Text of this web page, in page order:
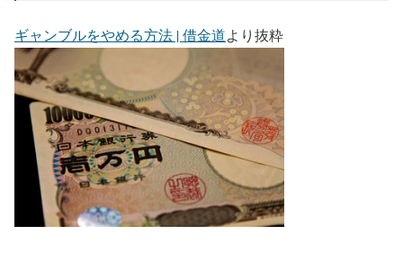
ギャンブルをやめる方法 | 借金道より抜粋